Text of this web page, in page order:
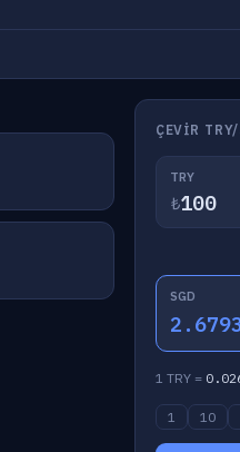
ÇEVIR
TRY
₺
SGD
1 TRY =
1 10